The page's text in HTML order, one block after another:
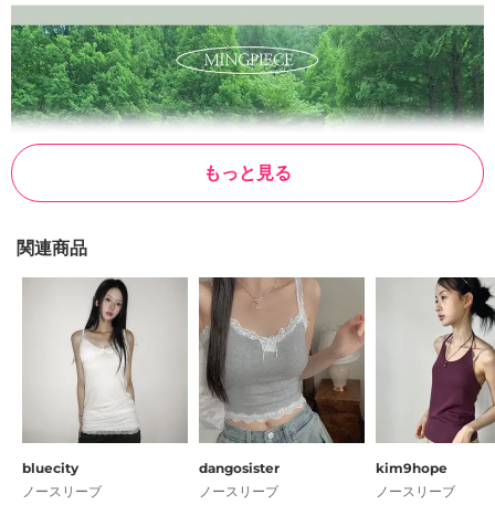
もっと見る
関連商品
bluecity
ノースリーブ
dangosister
ノースリーブ
kim9hope
ノースリーブ